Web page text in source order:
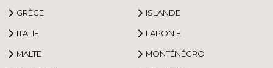
GRÈCE ISLANDE
ITALIE LAPONIE
MALTE MONTÉNÉGRO